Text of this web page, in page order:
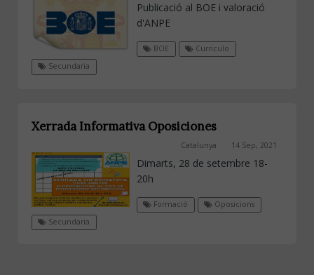
Publicació al BOE i valoració
d'ANPE
BOE
Curriculo
Secundaria
Xerrada Informativa Oposiciones
Catalunya 14 Sep, 2021
Dimarts, 28 de setembre 18-
20h
Formació
Oposicions
Secundaria